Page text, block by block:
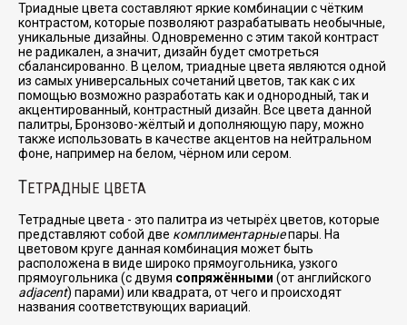
Триадные цвета составляют яркие комбинации с чётким
контрастом, которые позволяют разрабатывать необычные,
уникальные дизайны. Одновременно с этим такой контраст
не радикален, а значит, дизайн будет смотреться
сбалансированно. В целом, триадные цвета являются одной
из самых универсальных сочетаний цветов, так как с их
помощью возможно разработать как и однородный, так и
акцентированный, контрастный дизайн. Все цвета данной
палитры, Бронзово-жёлтый и дополняющую пару, можно
также использовать в качестве акцентов на нейтральном
фоне, например на белом, чёрном или сером.
ТЕТРАДНЫЕ ЦВЕТА
Тетрадные цвета - это палитра из четырёх цветов, которые
представляют собой две комплиментарныепары. На
цветовом круге данная комбинация может быть
расположена в виде широко прямоугольника, узкого
прямоугольника (с двумя сопряжёнными (от английского
adjacent) парами) или квадрата, от чего и происходят
названия соответствующих вариаций.